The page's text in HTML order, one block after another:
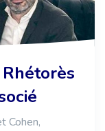
Cohen,